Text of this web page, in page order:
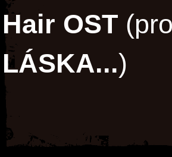
Hair OST
LÁSKA...)